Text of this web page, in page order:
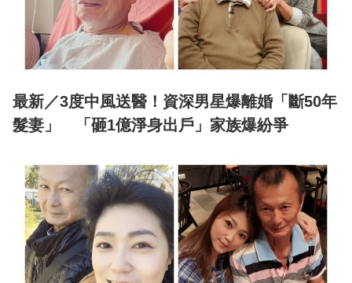
最新／3度中風送醫！資深男星爆離婚「斷50年
髮妻」 「砸1億淨身出戶」家族爆紛爭